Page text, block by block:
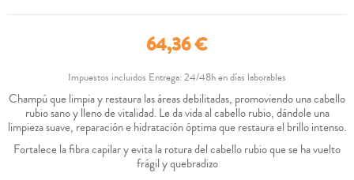
64,36 €
Impuestos incluidos Entrega: 24/48h en días laborables
Champú que limpia y restaura las áreas debilitadas, promoviendo una cabello
rubio sano y lleno de vitalidad. Le da vida al cabello rubio, dándole una
limpieza suave, reparación e hidratación óptima que restaura el brillo intenso.
Fortalece la fibra capilar y evita la rotura del cabello rubio que se ha vuelto
frágil y quebradizo